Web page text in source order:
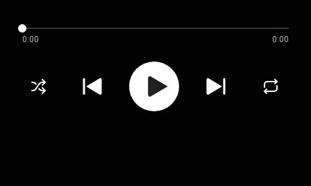
0:00 0:00